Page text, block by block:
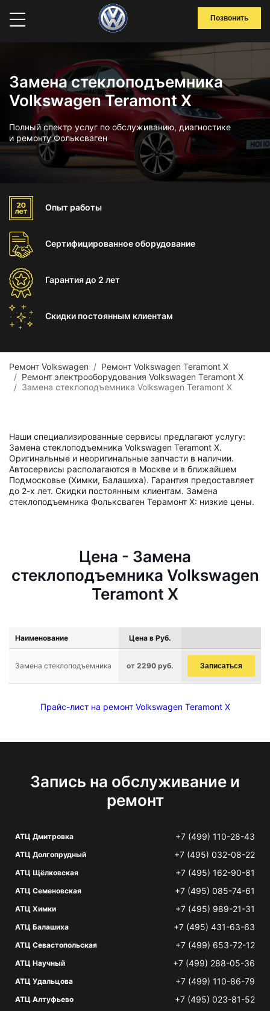
Позвонить
Замена стеклоподъемника
Volkswagen Teramont X
Полный спектр услуг по обслуживанию, диагностике
и ремонту Фольксваген
Опыт работы
Сертифицированноеоборудование
Гарантиядо 2 лет
Скидки постоянным клиентам
Ремонт Volkswagen
Ремонт Volkswagen Teramont X
Ремонт электрооборудования Volkswagen Teramont X
Замена стеклоподъемника Volkswagen Teramont X
Наши специализированные сервисы предлагают услугу:
Замена стеклоподъемника Volkswagen Teramont X.
Оригинальные и неоригинальные запчасти в наличии.
Автосервисы располагаются в Москве и в ближайшем
Подмосковье (Химки, Балашиха). Гарантия предоставляет
до 2-х лет. Скидки постоянным клиентам. Замена
стеклоподъемника Фольксваген Терамонт Х: низкие цены.
Цена - Замена
стеклоподъемника Volkswagen
Teramont X
Наименование Цена в Руб.
Замена стеклоподъемника от 2290 руб. Записаться
Прайс-лист на ремонт Volkswagen Teramont X
Запись на обслуживание и
ремонт
АТЦ Дмитровка +7 (499) 110-28-43
АТЦ Долгопрудный +7 (495) 032-08-22
АТЦ Щёлковская +7 (495) 162-90-81
АТЦ Семеновская +7 (495) 085-74-61
АТЦ Химки +7 (495) 989-21-31
АТЦ Балашиха +7 (495) 431-63-63
АТЦ Севастопольская +7 (499) 653-72-12
АТЦ Научный +7 (499) 288-05-36
АТЦ Удальцова +7 (499) 110-86-79
АТЦ Алтуфьево +7 (495) 023-81-52